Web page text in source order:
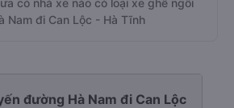
có nhà xe nào có loại xe ghế ngồi
Nam đi Can Lộc - Hà Tĩnh
đường Hà Nam đi Can Lộc